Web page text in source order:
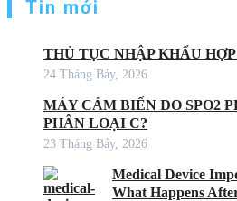
Tin mới
THỦ TỤC NHẬP KHẨU
24 Tháng Bảy, 2026
MÁY CẢM BIẾN ĐO SPO2
PHÂN LOẠI C?
23 Tháng Bảy, 2026
Medical Device
What Happens